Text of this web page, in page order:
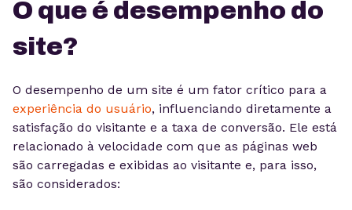
O que é desempenho do
site?
O desempenho de um site é um fator crítico para a
experiência do usuário, influenciando diretamente a
satisfação do visitante e a taxa de conversão. Ele está
relacionado à velocidade com que as páginas web
são carregadas e exibidas ao visitante e, para isso,
são considerados: